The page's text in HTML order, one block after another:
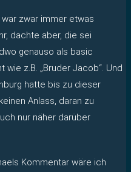
zwar immer etwas
dachte aber, die sei
genauso als basic
wie z.B. „Bruder Jacob“. Und
hatte bis zu dieser
Anlass, daran zu
nur näher darüber
Kommentar wäre ich